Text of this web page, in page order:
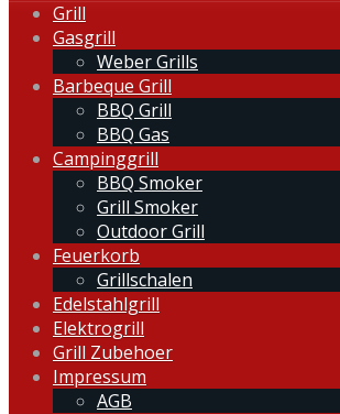
Grill
Gasgrill
Weber Grills
Barbeque Grill
BBQ Grill
BBQ Gas
Campinggrill
BBQ Smoker
Grill Smoker
Outdoor Grill
Feuerkorb
Grillschalen
Edelstahlgrill
Elektrogrill
Grill Zubehoer
Impressum
AGB